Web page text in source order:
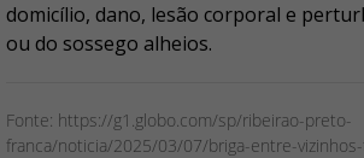
domicílio, dano, lesão corporal e
ou do sossego alheios.
Fonte: https://g1.globo.com/sp/ribeirao-preto-
franca/noticia/2025/03/07/briga-entre-